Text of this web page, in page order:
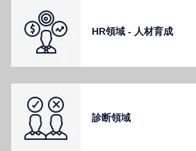
HR領域 - ⼈材育成
診断領域